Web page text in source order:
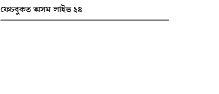
ফেচবুকত অসম লাইভ ২৪